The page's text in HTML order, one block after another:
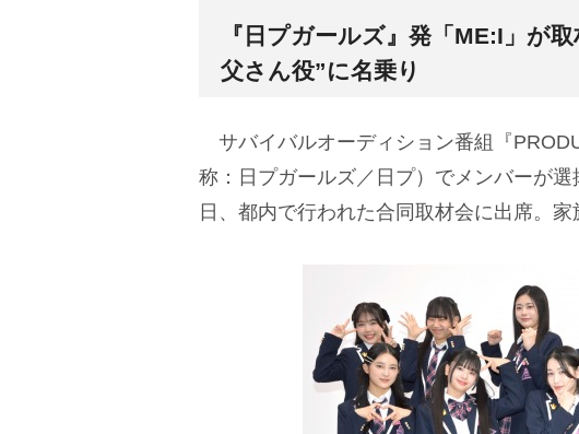
『日プガールズ』発「ME:I」が
父さん役”に名乗り
サバイバルオーディション番組『
称：日プガールズ／日プ）でメンバーが選
日、都内で行われた合同取材会に出席。